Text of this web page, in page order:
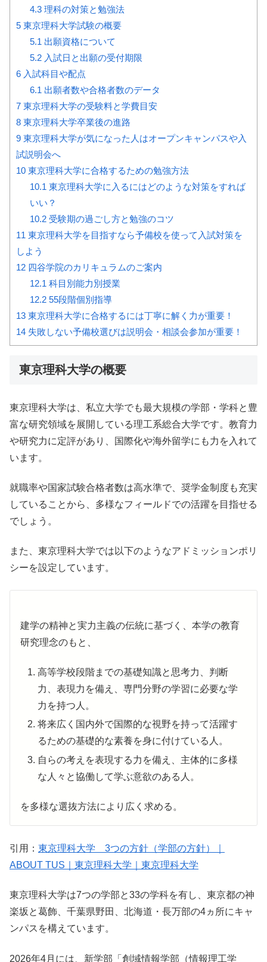
4.3理科の対策と勉強法
5 東京理科大学試験の概要
5.1 出願資格について
5.2入試日と出願の受付期限
6 入試科目や配点
6.1 出願者数や合格者数のデータ
7 東京理科大学の受験料と学費目安
8 東京理科大学卒業後の進路
9 東京理科大学が気になった人はオープンキャンパスや入
試説明会へ
10 東京理科大学に合格するための勉強方法
10.1 東京理科大学に入るにはどのような対策をすれば
いい？
10.2受験期の過ごし方と勉強のコツ
11 東京理科大学を目指すなら予備校を使って入試対策を
しよう
12 四谷学院のカリキュラムのご案内
12.1 科目別能力別授業
12.255段階個別指導
13 東京理科大学に合格するには丁寧に解く力が重要！
14 失敗しない予備校選びは説明会・相談会参加が重要！
東京理科大学の概要
東京理科大学は、私立大学でも最大規模の学部・学科と豊
富な研究領域を展開している理工系総合大学です。教育力
や研究力に定評があり、国際化や海外留学にも力を入れて
います。
就職率や国家試験合格者数は高水準で、奨学金制度も充実
していることから、多様なフィールドでの活躍を目指せる
でしょう。
また、東京理科大学では以下のようなアドミッションポリ
シーを設定しています。
建学の精神と実力主義の伝統に基づく、本学の教育
研究理念のもと、
高等学校段階までの基礎知識と思考力、判断
力、表現力を備え、専門分野の学習に必要な学
力を持つ人。
将来広く国内外で国際的な視野を持って活躍す
るための基礎的な素養を身に付けている人。
自らの考えを表現する力を備え、主体的に多様
な人々と協働して学ぶ意欲のある人。
を多様な選抜方法により広く求める。
引用： 東京理科大学 3つの方針（学部の方針）｜
ABOUT TUS｜東京理科大学｜東京理科大学
東京理科大学は7つの学部と33の学科を有し、東京都の神
楽坂と葛飾、千葉県野田、北海道・長万部の4ヵ所にキャ
ンパスを構えています。
2026年4月には、新学部「創域情報学部（情報理工学